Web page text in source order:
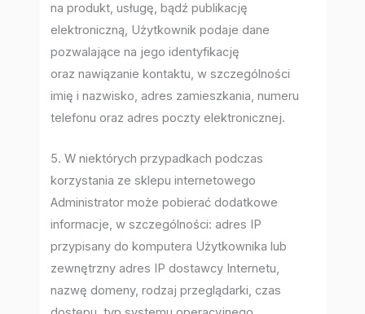
na produkt, usługę, bądź publikację
elektroniczną, Użytkownik podaje dane
pozwalające na jego identyfikację
oraz nawiązanie kontaktu, w szczególności
imię i nazwisko, adres zamieszkania, numeru
telefonu oraz adres poczty elektronicznej.
5. W niektórych przypadkach podczas
korzystania ze sklepu internetowego
Administrator może pobierać dodatkowe
informacje, w szczególności: adres IP
przypisany do komputera Użytkownika lub
zewnętrzny adres IP dostawcy Internetu,
nazwę domeny, rodzaj przeglądarki, czas